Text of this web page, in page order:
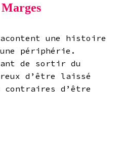
une histoire
périphérie.
de sortir du
d’être laissé
contraires d’être